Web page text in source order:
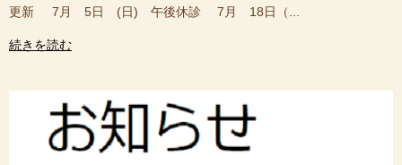
更新 7月 5日 (日) 午後休診 7月 18日（...
続きを読む